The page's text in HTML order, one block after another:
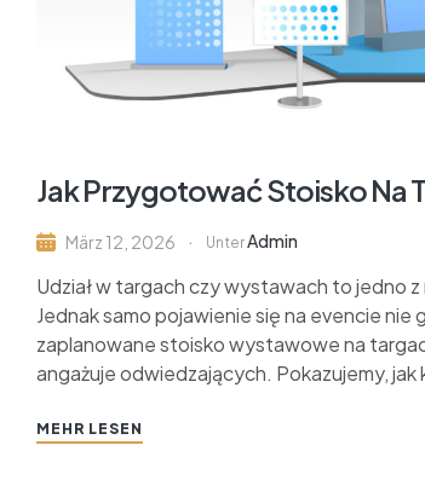
Jak Przygotować Stoisko Na
März 12, 2026 UnterAdmin
Udział w targach czy wystawach to jedno
Jednak samo pojawienie się na evencie
zaplanowane stoisko wystawowe na
angażuje odwiedzających. Pokazujemy, jak
MEHR LESEN